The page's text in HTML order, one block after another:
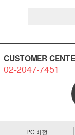
CUSTOMER
02-2047-7451
PC 버전